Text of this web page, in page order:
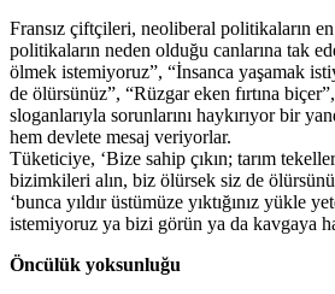
Fransız çiftçileri, neoliberal politikaların en
politikaların neden olduğu canlarına tak
ölmek istemiyoruz”, “İnsanca yaşamak
de ölürsünüz”, “Rüzgar eken fırtına
sloganlarıyla sorunlarını haykırıyor bir
hem devlete mesaj veriyorlar.
Tüketiciye, ‘Bize sahip çıkın; tarım
bizimkileri alın, biz ölürsek siz de
‘bunca yıldır üstümüze yıktığınız yükle
istemiyoruz ya bizi görün ya da kavgaya
Öncülük yoksunluğu